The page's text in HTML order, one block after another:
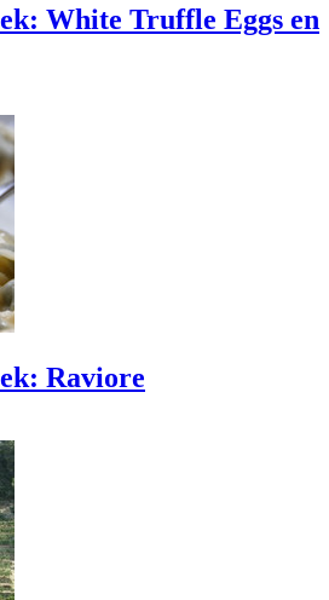
White Truffle Eggs en
Raviore